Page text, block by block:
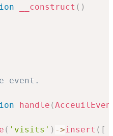
__construct ( )
event.
handle (
( 'visits' ) ->insert ( [